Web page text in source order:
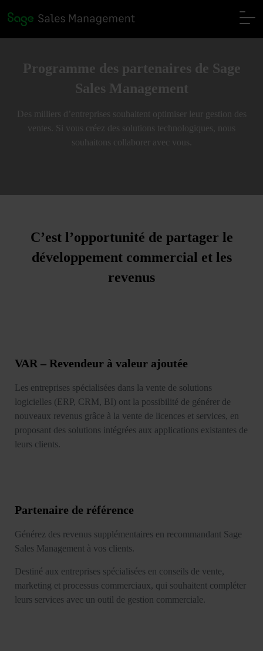
Programme des partenaires de Sage
Sales Management
Des milliers d’entreprises souhaitent optimiser leur gestion des
ventes. Si vous créez des solutions technologiques, nous
souhaitons collaborer avec vous.
C’est l’opportunité de partager le
développement commercial et les
revenus
VAR – Revendeur à valeur ajoutée
Les entreprises spécialisées dans la vente de solutions
logicielles (ERP, CRM, BI) ont la possibilité de générer de
nouveaux revenus grâce à la vente de licences et services, en
proposant des solutions intégrées aux applications existantes de
leurs clients.
Partenaire de référence
Générez des revenus supplémentaires en recommandant Sage
Sales Management à vos clients.
Destiné aux entreprises spécialisées en conseils de vente,
marketing et processus commerciaux, qui souhaitent compléter
leurs services avec un outil de gestion commerciale.